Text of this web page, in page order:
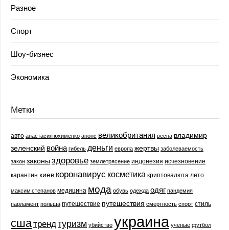
Разное
Спорт
Шоу-бизнес
Экономика
Метки
авто анастасия юхименко анонс великобритания весна владимир
зеленский война гибель деньги европа жертвы заболеваемость
закон законыздоровье землетрясение индонезия исчезновение
карантин киев коронавирус косметика криптовалюта лето
максим степанов медицина мода обувь одежда одяг пандемия
парламент польша путешествие путешествия смертность спорт стиль
сшатренд туризм убийство украина учёные футбол